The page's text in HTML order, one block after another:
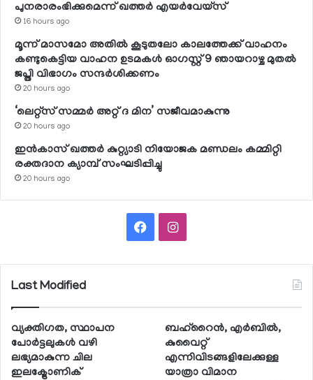
പുനരാരംഭിക്കുമെന്ന് ഖത്തര്‍ എയര്‍വേയ്സ്
16 hours ago
മൂന്ന് മാസമോ അതില്‍ കൂടുതലോ കാലത്തേക്ക് വാഹനം
കണ്ടുകെട്ടിയ വാഹന ഉടമകള്‍ ഓഗസ്റ്റ് 9 ഞായറാഴ്ച മുതല്‍
ജപ്തി വിഭാഗം സന്ദര്‍ശിക്കണം
20 hours ago
‘ലെറ്റ്‌സ് സമ്മര്‍ അറ്റ് ദ മിന’ സജീവമാകുന്നു
20 hours ago
ഇന്‍കാസ് ഖത്തര്‍ കുറ്റ്യാടി നിയോജക മണ്ഡലം കമ്മിറ്റി
രക്തദാന ക്യാമ്പ് സംഘടിപ്പിച്ചു
20 hours ago
FacebookInstagram
Last Modified
വ്യക്തിഗത, സ്ഥാപന
പോര്‍ട്ടലുകള്‍ വഴി
ലഭ്യമാകുന്ന ചില
ഇലക്ട്രോണിക്
ബഹ്റൈന്‍, എര്‍ബില്‍,
കുവൈറ്റ്
എന്നിവിടങ്ങളിലേക്കുള്ള
യാത്രാ വിമാന